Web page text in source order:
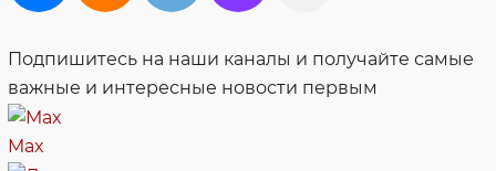
Подпишитесь на наши каналы и получайте самые
важные и интересные новости первым
Max